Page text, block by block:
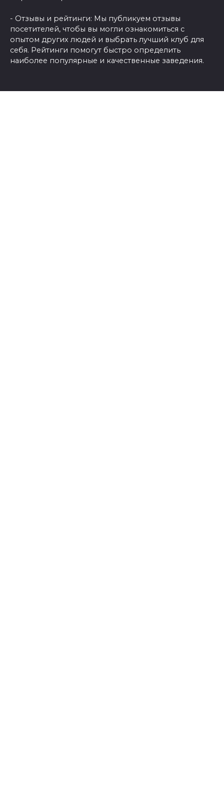
- Отзывы и рейтинги: Мы публикуем отзывы
посетителей, чтобы вы могли ознакомиться с
опытом других людей и выбрать лучший клуб для
себя. Рейтинги помогут быстро определить
наиболее популярные и качественные заведения.